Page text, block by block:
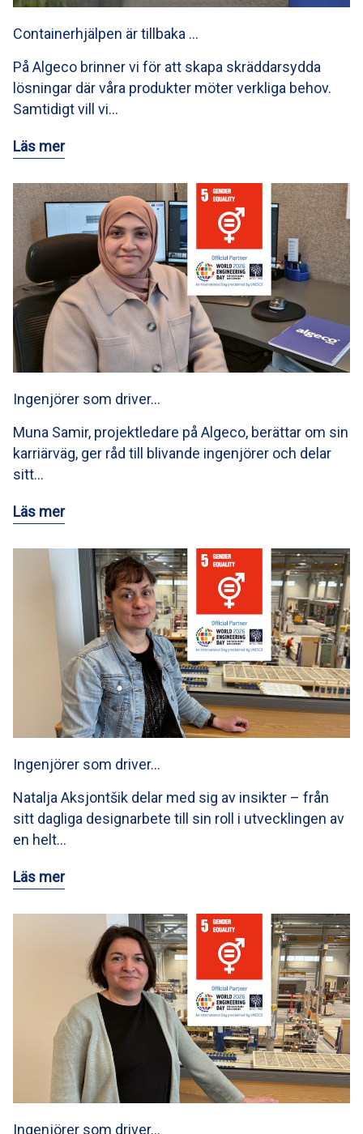
Containerhjälpen är tillbaka …
På Algeco brinner vi för att skapa skräddarsydda
lösningar där våra produkter möter verkliga behov.
Samtidigt vill vi…
Läs mer
Ingenjörer som driver…
Muna Samir, projektledare på Algeco, berättar om sin
karriärväg, ger råd till blivande ingenjörer och delar
sitt…
Läs mer
Ingenjörer som driver…
Natalja Aksjontšik delar med sig av insikter – från
sitt dagliga designarbete till sin roll i utvecklingen av
en helt…
Läs mer
Ingenjörer som driver…